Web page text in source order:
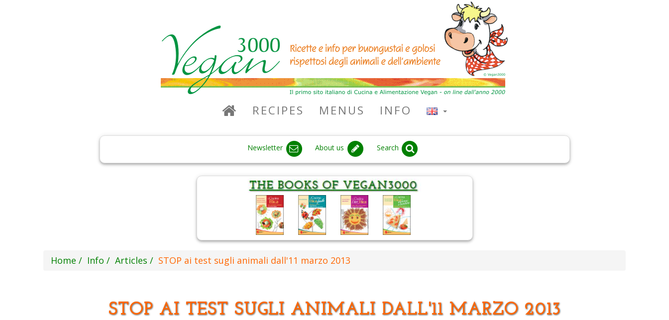
RECIPES MENUS INFO
Newsletter About us Search
Home Info Articles STOP ai test sugli animali dall'11 marzo 2013
STOP AI TEST SUGLI ANIMALI DALL'11 MARZO 2013